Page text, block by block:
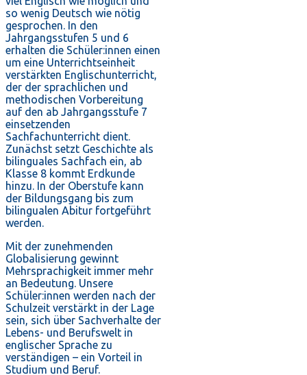
so wenig Deutsch wie nötig
gesprochen. In den
Jahrgangsstufen 5 und 6
erhalten die Schüler:innen einen
um eine Unterrichtseinheit
verstärkten Englischunterricht,
der der sprachlichen und
methodischen Vorbereitung
auf den ab Jahrgangsstufe 7
einsetzenden
Sachfachunterricht dient.
Zunächst setzt Geschichte als
bilinguales Sachfach ein, ab
Klasse 8 kommt Erdkunde
hinzu. In der Oberstufe kann
der Bildungsgang bis zum
bilingualen Abitur fortgeführt
werden.
Mit der zunehmenden
Globalisierung gewinnt
Mehrsprachigkeit immer mehr
an Bedeutung. Unsere
Schüler:innen werden nach der
Schulzeit verstärkt in der Lage
sein, sich über Sachverhalte der
Lebens- und Berufswelt in
englischer Sprache zu
verständigen – ein Vorteil in
Studium und Beruf.